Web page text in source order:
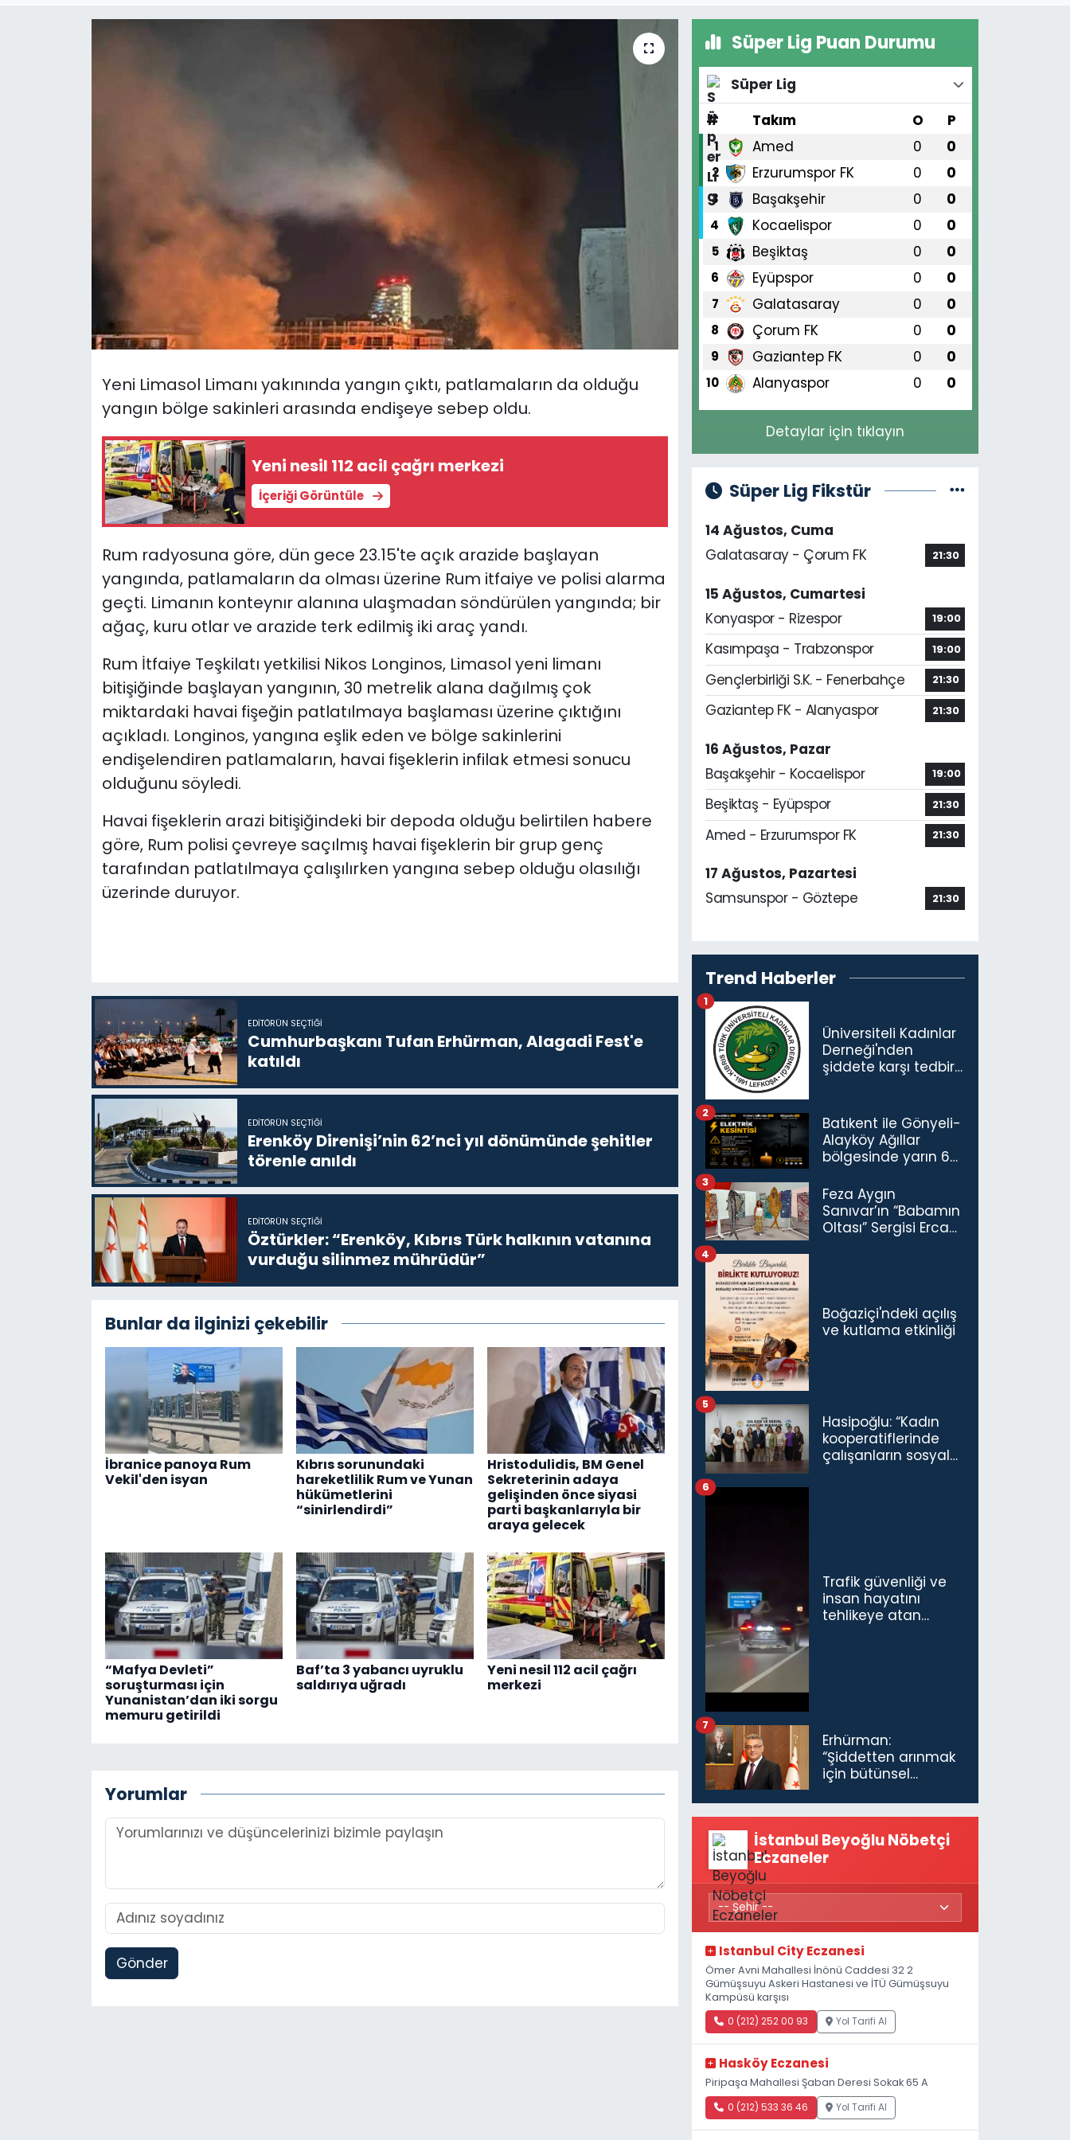
Yeni Limasol Limanı yakınında yangın çıktı, patlamaların da olduğu
yangın bölge sakinleri arasında endişeye sebep oldu.
Yeni nesil 112 acil çağrı merkezi
İçeriği Görüntüle
Rum radyosuna göre, dün gece 23.15'te açık arazide başlayan
yangında, patlamaların da olması üzerine Rum itfaiye ve polisi alarma
geçti. Limanın konteynır alanına ulaşmadan söndürülen yangında; bir
ağaç, kuru otlar ve arazide terk edilmiş iki araç yandı.
Rum İtfaiye Teşkilatı yetkilisi Nikos Longinos, Limasol yeni limanı
bitişiğinde başlayan yangının, 30 metrelik alana dağılmış çok
miktardaki havai fişeğin patlatılmaya başlaması üzerine çıktığını
açıkladı. Longinos, yangına eşlik eden ve bölge sakinlerini
endişelendiren patlamaların, havai fişeklerin infilak etmesi sonucu
olduğunu söyledi.
Havai fişeklerin arazi bitişiğindeki bir depoda olduğu belirtilen habere
göre, Rum polisi çevreye saçılmış havai fişeklerin bir grup genç
tarafından patlatılmaya çalışılırken yangına sebep olduğu olasılığı
üzerinde duruyor.
EDITÖRÜN SEÇTIĞI
Cumhurbaşkanı Tufan Erhürman, Alagadi Fest'e
katıldı
EDITÖRÜN SEÇTIĞI
Erenköy Direnişi’nin 62’nci yıl dönümünde şehitler
törenle anıldı
EDITÖRÜN SEÇTIĞI
Öztürkler: “Erenköy, Kıbrıs Türk halkının vatanına
vurduğu silinmez mührüdür”
Bunlar da ilginizi çekebilir
İbranice panoya Rum
Vekil'den isyan
Kıbrıs sorunundaki
hareketlilik Rum ve Yunan
hükümetlerini
“sinirlendirdi”
Hristodulidis, BM Genel
Sekreterinin adaya
gelişinden önce siyasi
parti başkanlarıyla bir
araya gelecek
“Mafya Devleti”
soruşturması için
Yunanistan’dan iki sorgu
memuru getirildi
Baf’ta 3 yabancı uyruklu
saldırıya uğradı
Yeni nesil 112 acil çağrı
merkezi
Yorumlar
Gönder
Süper Lig Puan Durumu
Süper Lig
#
Takım O P
1 Amed 0 0
2 Erzurumspor FK 0 0
3 Başakşehir 0 0
4 Kocaelispor 0 0
5 Beşiktaş 0 0
6 Eyüpspor 0 0
7 Galatasaray 0 0
8 Çorum FK 0 0
9 Gaziantep FK 0 0
10 Alanyaspor 0 0
Detaylar için tıklayın
Süper Lig Fikstür
14 Ağustos, Cuma
Galatasaray - Çorum FK
21:30
15 Ağustos, Cumartesi
Konyaspor - Rizespor
19:00
Kasımpaşa - Trabzonspor 19:00
Gençlerbirliği S.K. - Fenerbahçe 21:30
Gaziantep FK - Alanyaspor 21:30
16 Ağustos, Pazar
Başakşehir - Kocaelispor
19:00
Beşiktaş - Eyüpspor 21:30
Amed - Erzurumspor FK 21:30
17 Ağustos, Pazartesi
Samsunspor - Göztepe
21:30
Trend Haberler
Üniversiteli Kadınlar
Derneği'nden
şiddete karşı tedbir
1
Batıkent ile Gönyeli-
Alayköy Ağıllar
bölgesinde yarın 6
kesintisi…
2
Feza Aygın
Sanıvar’ın “Babamın
Oltası” Sergisi Ercan
3
Boğaziçi'ndeki açılış
ve kutlama etkinliği
4
Hasipoğlu: “Kadın
kooperatiflerinde
çalışanların sosyal
5
Trafik güvenliği ve
insan hayatını
tehlikeye atan
6
Erhürman:
“Şiddetten arınmak
için bütünsel
konuşmamız
7
İstanbul Beyoğlu Nöbetçi
Eczaneler
Istanbul City Eczanesi
Ömer Avni Mahallesi İnönü Caddesi 32 2
Gümüşsuyu Askeri Hastanesi ve İTÜ Gümüşsuyu
Kampüsü karşısı
0 (212) 252 00 93 Yol Tarifi Al
Hasköy Eczanesi
Piripaşa Mahallesi Şaban Deresi Sokak 65 A
0 (212) 533 36 46 Yol Tarifi Al
Otomobil Dünyası
Politika
Teknoloji
Video Galeri
Yazarlar